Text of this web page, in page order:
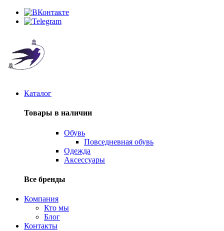
Каталог
Товары в наличии
Обувь
Повседневная обувь
Одежда
Аксессуары
Все бренды
Компания
Кто мы
Блог
Контакты